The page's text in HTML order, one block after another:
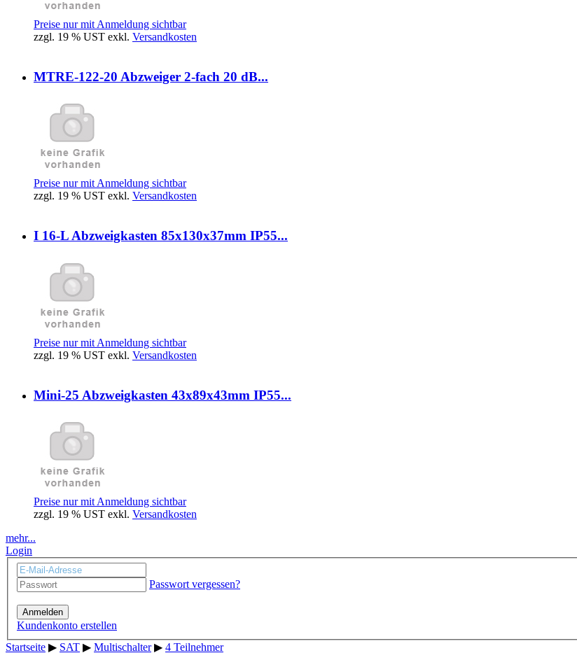
Preise nur mit Anmeldung sichtbar
zzgl. 19 % UST exkl. Versandkosten
MTRE-122-20 Abzweiger 2-fach 20 dB...
Preise nur mit Anmeldung sichtbar
zzgl. 19 % UST exkl. Versandkosten
I 16-L Abzweigkasten 85x130x37mm IP55...
Preise nur mit Anmeldung sichtbar
zzgl. 19 % UST exkl. Versandkosten
Mini-25 Abzweigkasten 43x89x43mm IP55...
Preise nur mit Anmeldung sichtbar
zzgl. 19 % UST exkl. Versandkosten
mehr...
Login
Passwort vergessen?
Anmelden
Kundenkonto erstellen
Startseite ▶ SAT ▶ Multischalter▶ 4 Teilnehmer